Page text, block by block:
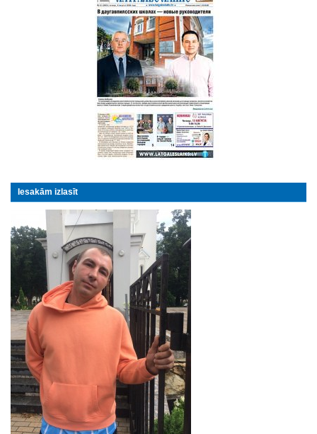
Iesakām izlasīt